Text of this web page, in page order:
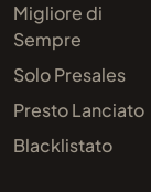
Migliore di
Sempre
Solo Presales
Presto Lanciato
Blacklistato